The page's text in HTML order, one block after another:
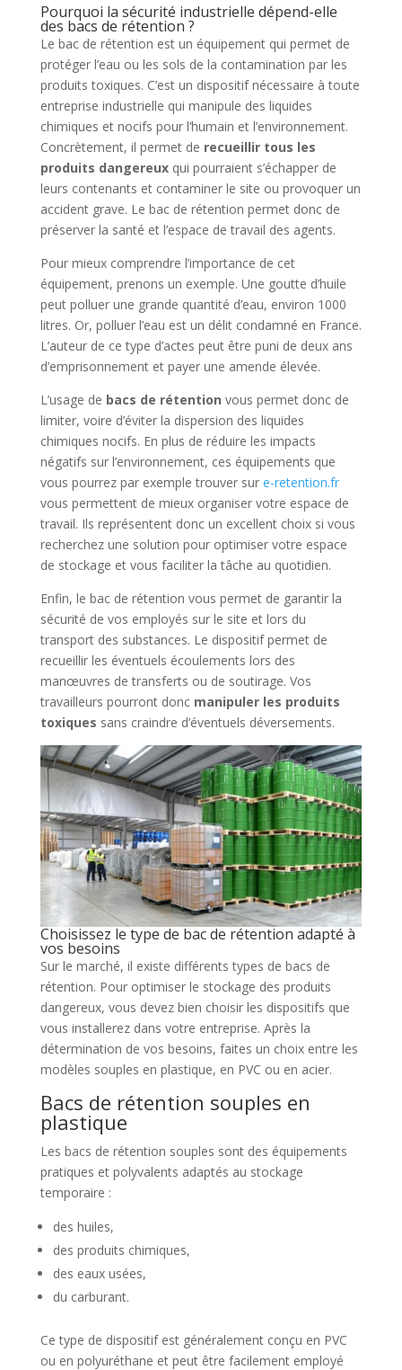
Pourquoi la sécurité industrielle dépend-elle
des bacs de rétention ?
Le bac de rétention est un équipement qui permet de
protéger l’eau ou les sols de la contamination par les
produits toxiques. C’est un dispositif nécessaire à toute
entreprise industrielle qui manipule des liquides
chimiques et nocifs pour l’humain et l’environnement.
Concrètement, il permet de recueillir tous les
produits dangereuxqui pourraient s’échapper de
leurs contenants et contaminer le site ou provoquer un
accident grave. Le bac de rétention permet donc de
préserver la santé et l’espace de travail des agents.
Pour mieux comprendre l’importance de cet
équipement, prenons un exemple. Une goutte d’huile
peut polluer une grande quantité d’eau, environ 1000
litres. Or, polluer l’eau est un délit condamné en France.
L’auteur de ce type d’actes peut être puni de deux ans
d’emprisonnement et payer une amende élevée.
L’usage de bacs de rétention vous permet donc de
limiter, voire d’éviter la dispersion des liquides
chimiques nocifs. En plus de réduire les impacts
négatifs sur l’environnement, ces équipements que
vous pourrez par exemple trouver sur e-retention.fr
vous permettent de mieux organiser votre espace de
travail. Ils représentent donc un excellent choix si vous
recherchez une solution pour optimiser votre espace
de stockage et vous faciliter la tâche au quotidien.
Enfin, le bac de rétention vous permet de garantir la
sécurité de vos employés sur le site et lors du
transport des substances. Le dispositif permet de
recueillir les éventuels écoulements lors des
manœuvres de transferts ou de soutirage. Vos
travailleurs pourront donc manipuler les produits
toxiques sans craindre d’éventuels déversements.
Choisissez le type de bac de rétention adapté à
vos besoins
Sur le marché, il existe différents types de bacs de
rétention. Pour optimiser le stockage des produits
dangereux, vous devez bien choisir les dispositifs que
vous installerez dans votre entreprise. Après la
détermination de vos besoins, faites un choix entre les
modèles souples en plastique, en PVC ou en acier.
Bacs de rétention souples en
plastique
Les bacs de rétention souples sont des équipements
pratiques et polyvalents adaptés au stockage
temporaire :
des huiles,
des produits chimiques,
des eaux usées,
du carburant.
Ce type de dispositif est généralement conçu en PVC
ou en polyuréthane et peut être facilement employé